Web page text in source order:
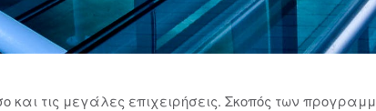
τις μεγάλες επιχειρήσεις. Σκοπός των